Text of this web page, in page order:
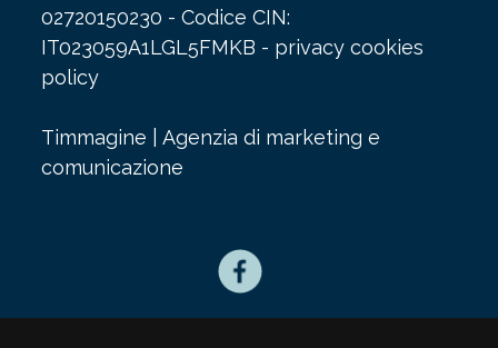
02720150230 - Codice CIN:
IT023059A1LGL5FMKB - privacy cookies
policy
Timmagine | Agenzia di marketing e
comunicazione